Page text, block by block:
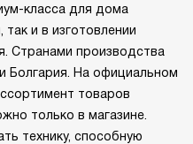
класса для дома
и в изготовлении
Странами производства
Болгария. На официальном
товаров
только в магазине.
технику, способную